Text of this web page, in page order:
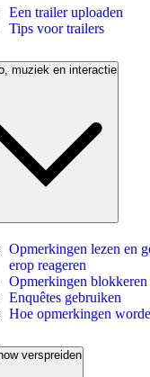
Een trailer uploaden
Tips voor trailers
muziek en interactie
Opmerkingen lezen en
erop reageren
Opmerkingen blokkeren
Enquêtes gebruiken
Hoe opmerkingen
verspreiden